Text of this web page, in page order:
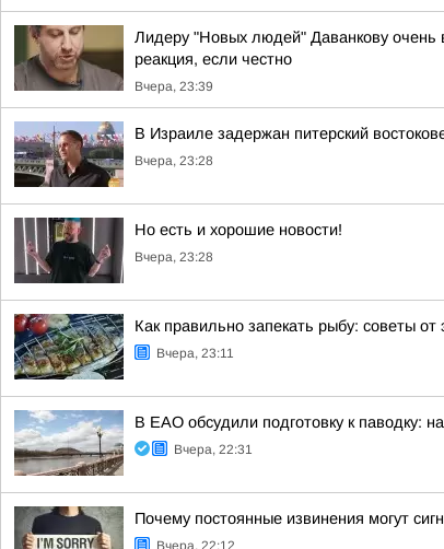
Лидеру "Новых людей" Даванкову очень
реакция, если честно
Вчера, 23:39
В Израиле задержан питерский
Вчера, 23:28
Но есть и хорошие новости!
Вчера, 23:28
Как правильно запекать рыбу: советы от
Вчера, 23:11
В ЕАО обсудили подготовку к паводку:
Вчера, 22:31
Почему постоянные извинения могут
Вчера, 22:12